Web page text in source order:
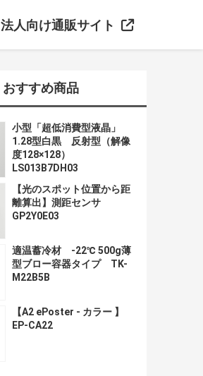
法人向け通販サイト
おすすめ商品
小型「超低消費型液晶」
1.28型白黒 反射型（解像
度128×128）
LS013B7DH03
【光のスポット位置から距
離算出】測距センサ
GP2Y0E03
適温蓄冷材 -22℃ 500g薄
型ブロー容器タイプ TK-
M22B5B
【A2 ePoster - カラー 】
EP-CA22